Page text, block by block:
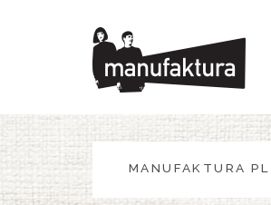
GESCHEHEN
EINKAUFEN
ANGEBOTE
UNTERHALTUNG
MANUFAKTURA